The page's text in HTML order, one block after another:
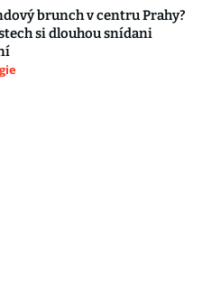
brunch v centru Prahy?
si dlouhou snídani